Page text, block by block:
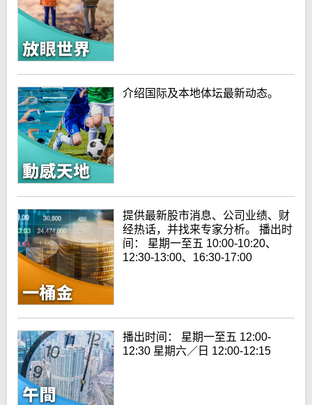
介绍国际及本地体坛最新动态。
提供最新股市消息、公司业绩、财
经热话，并找来专家分析。 播出时
间： 星期一至五 10:00-10:20、
12:30-13:00、16:30-17:00
播出时间： 星期一至五 12:00-
12:30 星期六／日 12:00-12:15